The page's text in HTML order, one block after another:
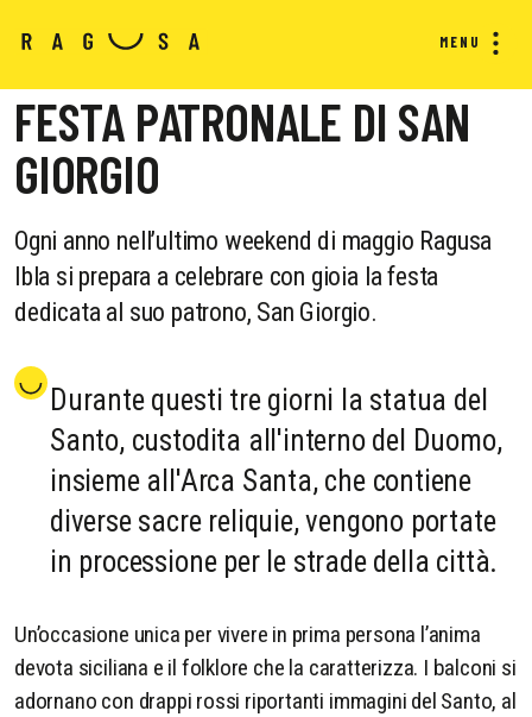
MENU
FESTA PATRONALE DI SAN
GIORGIO
Ogni anno nell’ultimo weekend di maggio Ragusa
Ibla si prepara a celebrare con gioia la festa
dedicata al suo patrono, San Giorgio.
Durante questi tre giorni la statua del
Santo, custodita all'interno del Duomo,
insieme all'Arca Santa, che contiene
diverse sacre reliquie, vengono portate
in processione per le strade della città.
Un’occasione unica per vivere in prima persona l’anima
devota siciliana e il folklore che la caratterizza. I balconi si
adornano con drappi rossi riportanti immagini del Santo, al